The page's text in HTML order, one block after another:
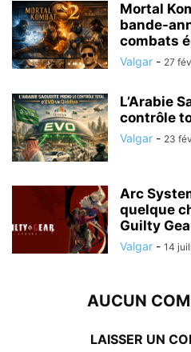
Mortal
bande-
combats
Valgar - 27
L’Arabie
contrôle
Valgar - 23
Arc
quelque
Guilty
Valgar - 14
AUCUN
LAISSER UN